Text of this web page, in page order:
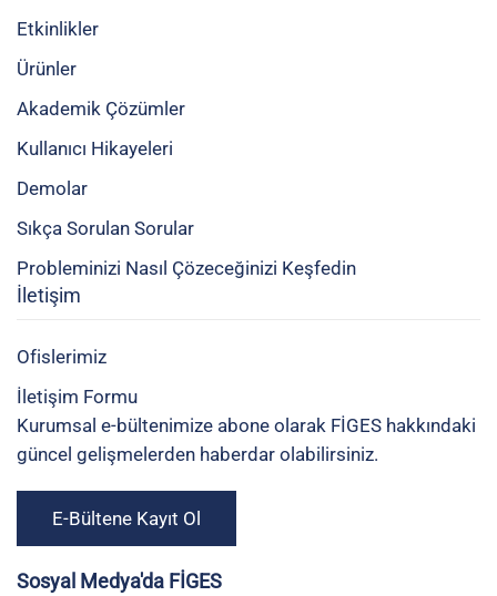
Etkinlikler
Ürünler
Akademik Çözümler
Kullanıcı Hikayeleri
Demolar
Sıkça Sorulan Sorular
Probleminizi Nasıl Çözeceğinizi Keşfedin
İletişim
Ofislerimiz
İletişim Formu
Kurumsal e-bültenimize abone olarak FİGES hakkındaki
güncel gelişmelerden haberdar olabilirsiniz.
E-Bültene Kayıt Ol
Sosyal Medya'da FİGES